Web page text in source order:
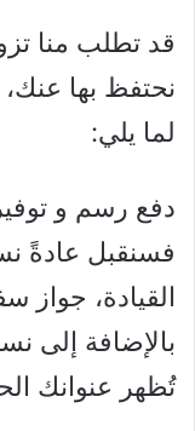
قد تطلب منا
نحتفظ بها
لما يلي:
دفع رسم و
فسنقبل عادةً
القيادة،
بالإضافة إلى
تُظهر عنوانك